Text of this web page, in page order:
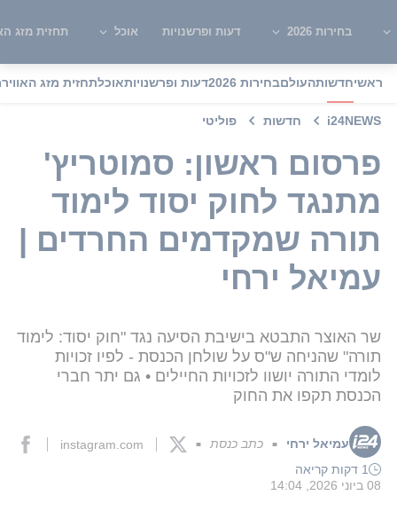
בחירות 2026 דעות ופרשנויות אוכל תחזית מזג
ראשיחדשותהעולםבחירות 2026 דעות ופרשנויותאוכלתחזית מזג האוויר
i24NEWS חדשות פוליטי
פרסום ראשון: סמוטריץ'
מתנגד לחוק יסוד לימוד
תורה שמקדמים החרדים |
עמיאל ירחי
שר האוצר התבטא בישיבת הסיעה נגד "חוק יסוד: לימוד
תורה" שהניחה ש"ס על שולחן הכנסת - לפיו זכויות
לומדי התורה יושוו לזכויות החיילים • גם יתר חברי
הכנסת תקפו את החוק
עמיאל ירחי ■ כתב כנסת ■
instagram.com
1 דקות קריאה
08 ביוני 2026, 14:04